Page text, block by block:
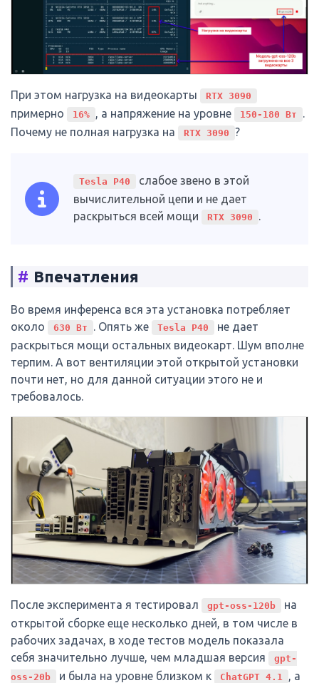
При этом нагрузка на видеокарты RTX 3090
примерно 16% , а напряжение на уровне 150-180 Вт
.
Почему не полная нагрузка на
RTX 3090 ?
Tesla P40
слабое звено в этой
вычислительной цепи и не дает
раскрыться всей мощи
RTX 3090 .
# Впечатления
Во время инференса вся эта установка потребляет
около
630 Вт . Опять же Tesla P40
не дает
раскрыться мощи остальных видеокарт. Шум вполне
терпим. А вот вентиляции этой открытой установки
почти нет, но для данной ситуации этого не и
требовалось.
После эксперимента я тестировал gpt-oss-120b
на
открытой сборке еще несколько дней, в том числе в
рабочих задачах, в ходе тестов модель показала
себя значительно лучше, чем младшая версия
gpt-
oss-20b
и была на уровне близком к ChatGPT 4.1
, а